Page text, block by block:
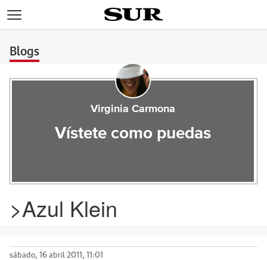
Blogs
Virginia Carmona
Vístete como puedas
>Azul Klein
sábado, 16 abril 2011, 11:01